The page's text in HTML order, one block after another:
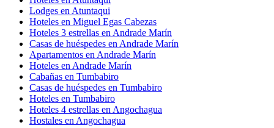
Lodges en Atuntaqui
Hoteles en Miguel Egas Cabezas
Hoteles 3 estrellas en Andrade Marín
Casas de huéspedes en Andrade Marín
Apartamentos en Andrade Marín
Hoteles en Andrade Marín
Cabañas en Tumbabiro
Casas de huéspedes en Tumbabiro
Hoteles en Tumbabiro
Hoteles 4 estrellas en Angochagua
Hostales en Angochagua